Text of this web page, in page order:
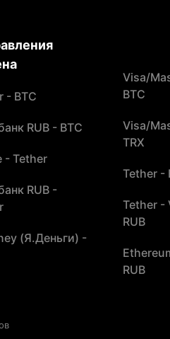
- BTC
RUB - BTC
- Tether
RUB -
(Я.Деньги) -
Visa/
BTC
Visa/
TRX
Tether -
Tether -
RUB
RUB